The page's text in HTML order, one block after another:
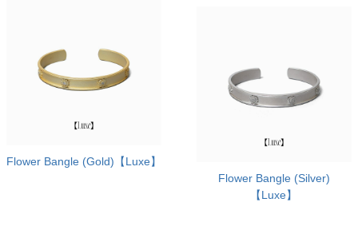
Flower Bangle (Gold)【Luxe】
Flower Bangle (Silver)
【Luxe】